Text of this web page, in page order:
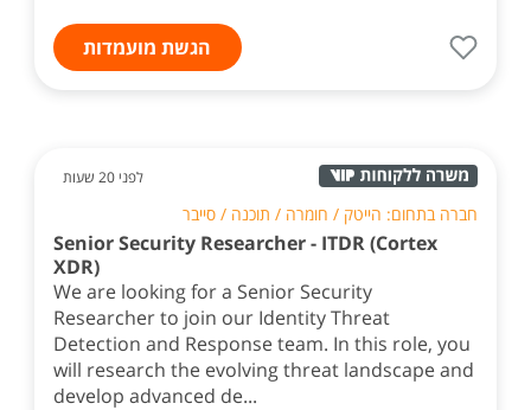
הגשת מועמדות
לפני 20 שעות
חברה בתחום: הייטק / חומרה / תוכנה / סייבר
Senior Security Researcher - ITDR (Cortex
XDR)
We are looking for a Senior Security
Researcher to join our Identity Threat
Detection and Response team. In this role, you
will research the evolving threat landscape and
develop advanced de...